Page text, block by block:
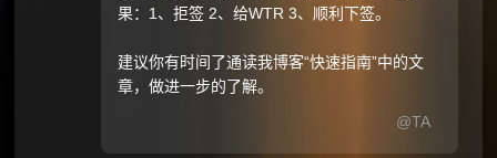
果：1、拒签 2、给WTR 3、顺利下签。
建议你有时间了通读我博客“快速指南”中的文
章，做进一步的了解。
@TA